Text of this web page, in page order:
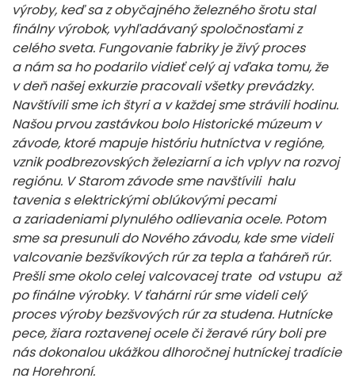
výroby, keď sa z obyčajného železného šrotu stal
finálny výrobok, vyhľadávaný spoločnosťami z
celého sveta. Fungovanie fabriky je živý proces
a nám sa ho podarilo vidieť celý aj vďaka tomu, že
v deň našej exkurzie pracovali všetky prevádzky.
Navštívili sme ich štyri a v každej sme strávili hodinu.
Našou prvou zastávkou bolo Historické múzeum v
závode, ktoré mapuje históriu hutníctva v regióne,
vznik podbrezovských železiarní a ich vplyv na rozvoj
regiónu. V Starom závode sme navštívili halu
tavenia s elektrickými oblúkovými pecami
a zariadeniami plynulého odlievania ocele. Potom
sme sa presunuli do Nového závodu, kde sme videli
valcovanie bezšvíkových rúr za tepla a ťaháreň rúr.
Prešli sme okolo celej valcovacej trate od vstupu až
po finálne výrobky. V ťahárni rúr sme videli celý
proces výroby bezšvových rúr za studena. Hutnícke
pece, žiara roztavenej ocele či žeravé rúry boli pre
nás dokonalou ukážkou dlhoročnej hutníckej tradície
na Horehroní.